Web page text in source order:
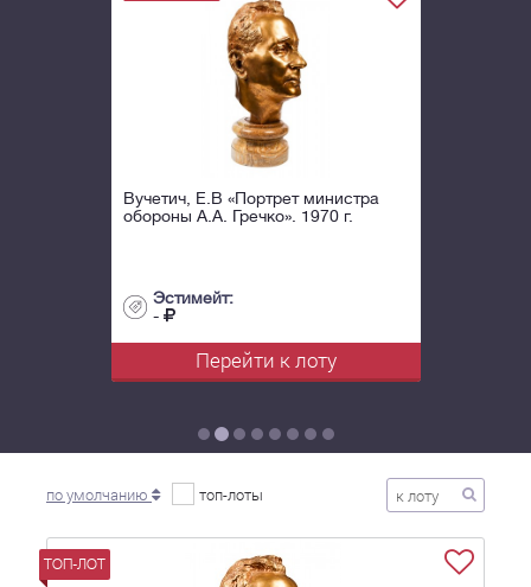
Вучетич, Е.В «Портрет министра
обороны А.А. Гречко». 1970 г.
Эстимейт:
-
Перейти к лоту
по умолчанию топ-лоты
ТОП-ЛОТ